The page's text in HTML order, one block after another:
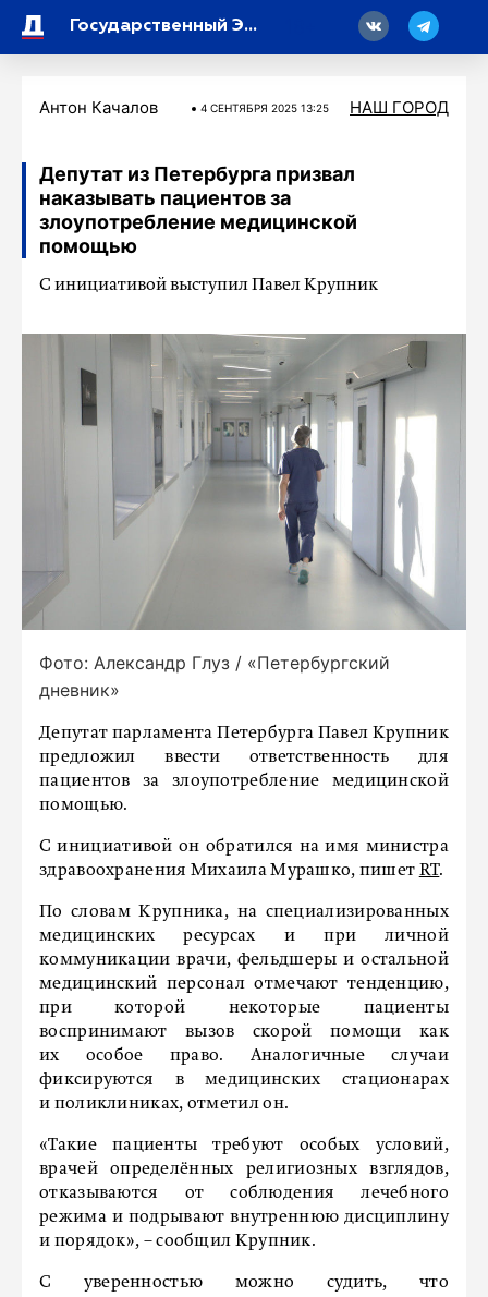
Государственный Эрмитаж проведет памятную акцию в честь жертв блокады Ленинграда
Антон Качалов 4 СЕНТЯБРЯ 2025 13:25 НАШ ГОРОД
Депутат из Петербурга призвал
наказывать пациентов за
злоупотребление медицинской
помощью
С инициативой выступил Павел Крупник
Фото: Александр Глуз / «Петербургский
дневник»
Депутат парламента Петербурга Павел Крупник
предложил ввести ответственность для
пациентов за злоупотребление медицинской
помощью.
С инициативой он обратился на имя министра
здравоохранения Михаила Мурашко, пишет RT.
По словам Крупника, на специализированных
медицинских ресурсах и при личной
коммуникации врачи, фельдшеры и остальной
медицинский персонал отмечают тенденцию,
при которой некоторые пациенты
воспринимают вызов скорой помощи как
их особое право. Аналогичные случаи
фиксируются в медицинских стационарах
и поликлиниках, отметил он.
«Такие пациенты требуют особых условий,
врачей определённых религиозных взглядов,
отказываются от соблюдения лечебного
режима и подрывают внутреннюю дисциплину
и порядок», – сообщил Крупник.
С уверенностью можно судить, что